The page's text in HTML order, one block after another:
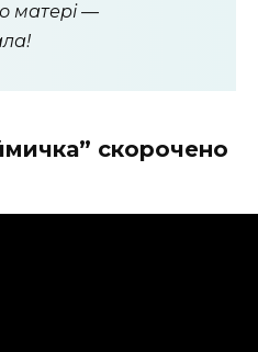
матері —
скорочено